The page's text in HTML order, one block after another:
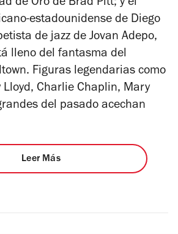
de Oro de Brad Pitt; y el
estadounidense de Diego
de jazz de Jovan Adepo,
lleno del fantasma del
Figuras legendarias como
Lloyd, Charlie Chaplin, Mary
del pasado acechan
Leer Más